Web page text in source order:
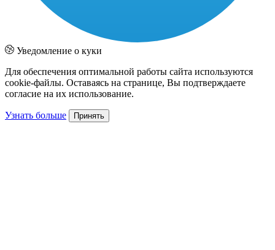
Уведомление о куки
Для обеспечения оптимальной работы сайта используются
cookie-файлы. Оставаясь на странице, Вы подтверждаете
согласие на их использование.
Узнать больше Принять